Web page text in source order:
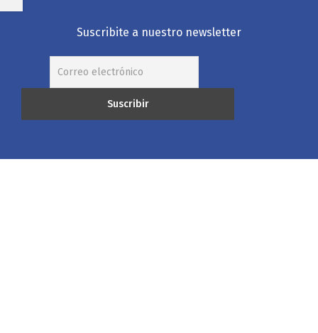
Suscribite a nuestro newsletter